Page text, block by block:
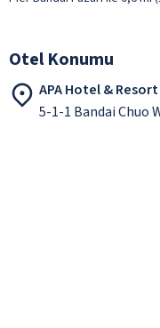
Otel Konumu
APA Hotel &
5-1-1 Bandai Chuo